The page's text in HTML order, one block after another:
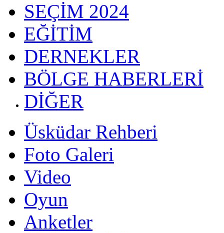
SEÇİM 2024
EĞİTİM
DERNEKLER
BÖLGE HABERLERİ
DİĞER
Üsküdar Rehberi
Foto Galeri
Video
Oyun
Anketler